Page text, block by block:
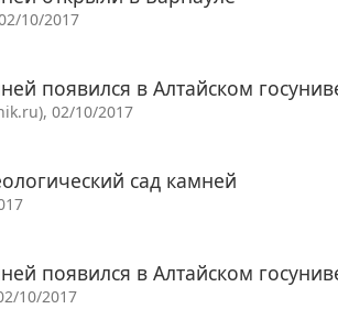
10/2017
появился в Алтайском
02/10/2017
сад камней
появился в Алтайском
10/2017